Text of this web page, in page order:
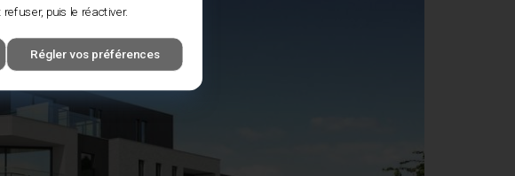
puis le réactiver.
Régler vos préférences